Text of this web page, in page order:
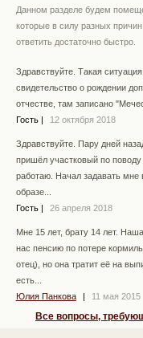
Данном разделе будем
которые в силу разных
ответить достаточно быстро.
Здравствуйте. Такая
свидетельство о рождении
отчестве, там записано
Гость
12 октября 2018
Здравствуйте. Пару дней
пришёл участковый по поводу
работаю. Начал задавать
образе...
Гость
26 апреля 2018
Мне 15 лет, брату 14 лет.
нас пенсию по потере
отец), но она тратит её на
есть...
Юлия Панкова
11 мая 2015
Все вопросы,